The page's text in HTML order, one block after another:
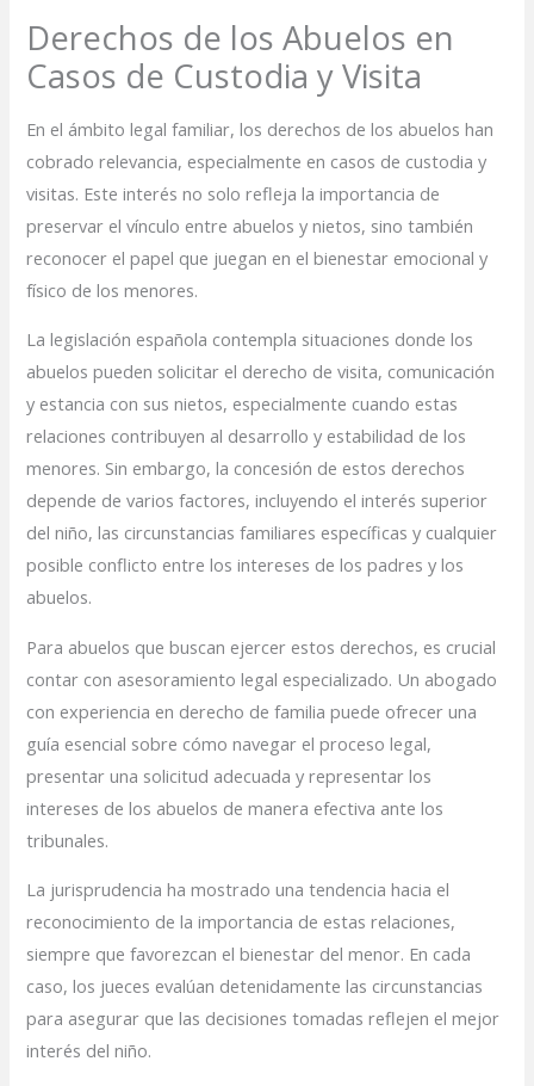
Derechos de los Abuelos en
Casos de Custodia y Visita
En el ámbito legal familiar, los derechos de los abuelos han
cobrado relevancia, especialmente en casos de custodia y
visitas. Este interés no solo refleja la importancia de
preservar el vínculo entre abuelos y nietos, sino también
reconocer el papel que juegan en el bienestar emocional y
físico de los menores.
La legislación española contempla situaciones donde los
abuelos pueden solicitar el derecho de visita, comunicación
y estancia con sus nietos, especialmente cuando estas
relaciones contribuyen al desarrollo y estabilidad de los
menores. Sin embargo, la concesión de estos derechos
depende de varios factores, incluyendo el interés superior
del niño, las circunstancias familiares específicas y cualquier
posible conflicto entre los intereses de los padres y los
abuelos.
Para abuelos que buscan ejercer estos derechos, es crucial
contar con asesoramiento legal especializado. Un abogado
con experiencia en derecho de familia puede ofrecer una
guía esencial sobre cómo navegar el proceso legal,
presentar una solicitud adecuada y representar los
intereses de los abuelos de manera efectiva ante los
tribunales.
La jurisprudencia ha mostrado una tendencia hacia el
reconocimiento de la importancia de estas relaciones,
siempre que favorezcan el bienestar del menor. En cada
caso, los jueces evalúan detenidamente las circunstancias
para asegurar que las decisiones tomadas reflejen el mejor
interés del niño.